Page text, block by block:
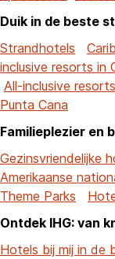
Duik in de beste
Strandhotels
inclusive resorts in
All-inclusive
Punta Cana
Familieplezier en
Gezinsvriendelijke
Amerikaanse
Theme Parks
Ontdek IHG: van
Hotels bij mij in de